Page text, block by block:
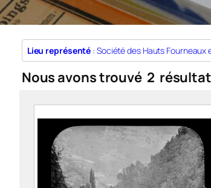
Lieu représenté : Société des Hauts Fourneaux
Nous avons trouvé 2